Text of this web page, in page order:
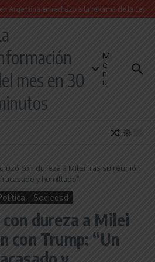
en rechazo a la reforma de la Ley de
mes en 30
M
e
n
u
con dureza a Milei tras su reunión
y humillado”
Sociedad
dureza a Milei
con Trump: “Un